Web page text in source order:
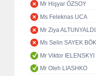
Mr Hişyar ÖZSOY
Ms Feleknas UCA
Mr Ziya
Ms Selin SAYEK
Mr Viktor IELENSKYI
Mr Oleh LIASHKO